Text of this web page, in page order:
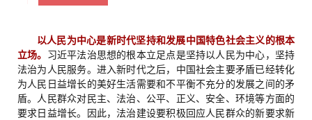
以人民为中心是新时代坚持和发展中国特色社会主义的根本
立场。 习近平法治思想的根本立足点是坚持以人民为中心，坚持
法治为人民服务。进入新时代之后，中国社会主要矛盾已经转化
为人民日益增长的美好生活需要和不平衡不充分的发展之间的矛
盾。人民群众对民主、法治、公平、正义、安全、环境等方面的
要求日益增长。因此，法治建设要积极回应人民群众的新要求新